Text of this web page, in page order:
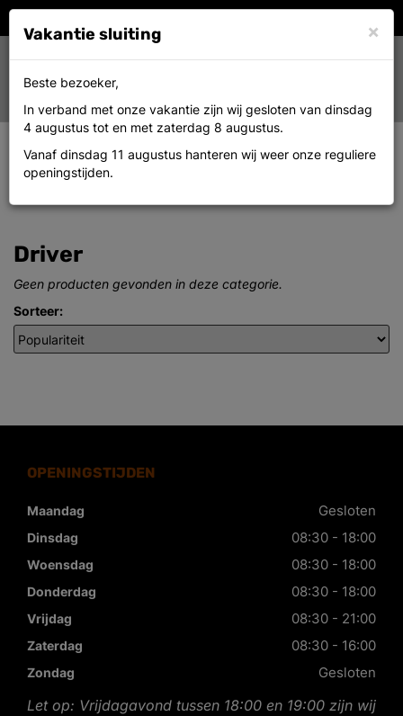
Toggle
navigation
MENU
CATEGORIEËN
Driver
Geen producten gevonden in deze categorie.
Sorteer:
OPENINGSTIJDEN
Maandag Gesloten
Dinsdag 08:30 - 18:00
Woensdag 08:30 - 18:00
Donderdag 08:30 - 18:00
Vrijdag 08:30 - 21:00
Zaterdag 08:30 - 16:00
Zondag Gesloten
Let op: Vrijdagavond tussen 18:00 en 19:00 zijn wij
×
Vakantie sluiting
Beste bezoeker,
In verband met onze vakantie zijn wij gesloten van dinsdag
4 augustus tot en met zaterdag 8 augustus.
Vanaf dinsdag 11 augustus hanteren wij weer onze reguliere
openingstijden.